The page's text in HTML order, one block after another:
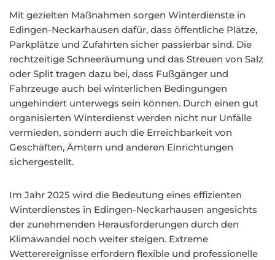
Mit gezielten Maßnahmen sorgen Winterdienste in
Edingen-Neckarhausen dafür, dass öffentliche Plätze,
Parkplätze und Zufahrten sicher passierbar sind. Die
rechtzeitige Schneeräumung und das Streuen von Salz
oder Split tragen dazu bei, dass Fußgänger und
Fahrzeuge auch bei winterlichen Bedingungen
ungehindert unterwegs sein können. Durch einen gut
organisierten Winterdienst werden nicht nur Unfälle
vermieden, sondern auch die Erreichbarkeit von
Geschäften, Ämtern und anderen Einrichtungen
sichergestellt.
Im Jahr 2025 wird die Bedeutung eines effizienten
Winterdienstes in Edingen-Neckarhausen angesichts
der zunehmenden Herausforderungen durch den
Klimawandel noch weiter steigen. Extreme
Wetterereignisse erfordern flexible und professionelle